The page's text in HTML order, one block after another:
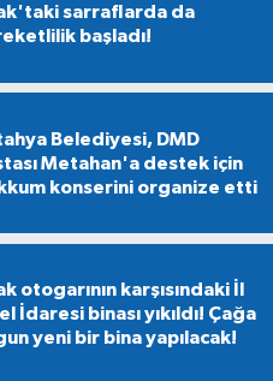
sarraflarda da
başladı!
Belediyesi, DMD
Metahan'a destek için
konserini organize etti
otogarının karşısındaki İl
İdaresi binası yıkıldı! Çağa
yeni bir bina yapılacak!